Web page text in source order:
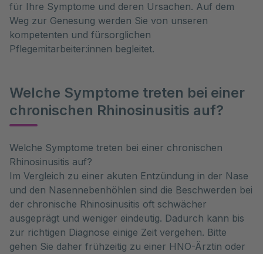
für Ihre Symptome und deren Ursachen. Auf dem
Weg zur Genesung werden Sie von unseren
kompetenten und fürsorglichen
Pflegemitarbeiter:innen begleitet.
Welche Symptome treten bei einer
chronischen Rhinosinusitis auf?
Welche Symptome treten bei einer chronischen
Rhinosinusitis auf?
Im Vergleich zu einer akuten Entzündung in der Nase
und den Nasennebenhöhlen sind die Beschwerden bei
der chronische Rhinosinusitis oft schwächer
ausgeprägt und weniger eindeutig. Dadurch kann bis
zur richtigen Diagnose einige Zeit vergehen. Bitte
gehen Sie daher frühzeitig zu einer HNO-Ärztin oder